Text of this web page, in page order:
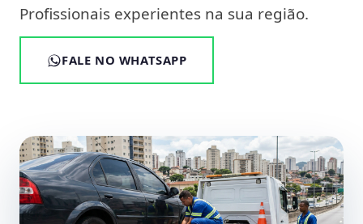
Profissionais experientes na sua região.
FALE NO WHATSAPP